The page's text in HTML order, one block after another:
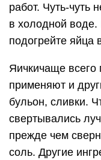
работ. Чуть-чуть
в холодной
подогрейте яйца
Яичкичаще
применяют и
бульон, сливки.
свертывались
прежде чем
соль. Другие